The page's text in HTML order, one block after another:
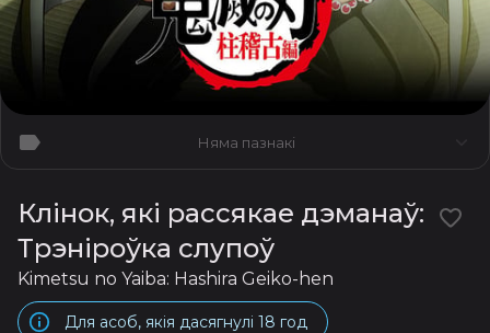
Няма пазнакі
Клінок, які рассякае дэманаў:
Трэніроўка слупоў
Kimetsu no Yaiba: Hashira Geiko-hen
Для асоб, якія дасягнулі 18 год